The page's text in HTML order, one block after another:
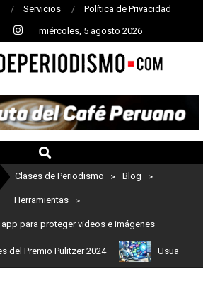
Servicios Política de Privacidad
miércoles, 5 agosto 2026
Clases de Periodismo > Blog >
Herramientas >
para proteger videos e imágenes
Premio Pulitzer 2024 Usuarios de